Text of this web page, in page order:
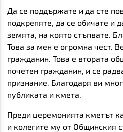
Да се поддържате и да сте
подкрепяте, да се обичате и
земята, на която стъпвате .
Това за мен е огромна чест.
гражданин. Това е втората
почетен гражданин, и се
признание. Благодаря ви
публиката и кмета.
Преди церемонията кметът
и колегите му от Общинския